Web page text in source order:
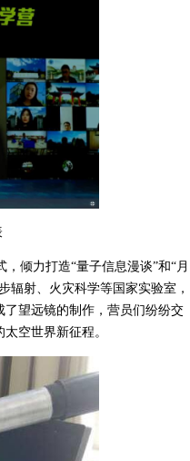
倾力打造“量子信息漫谈”和“月
辐射、火灾科学等国家实验室，
望远镜的制作，营员们纷纷交
空世界新征程。